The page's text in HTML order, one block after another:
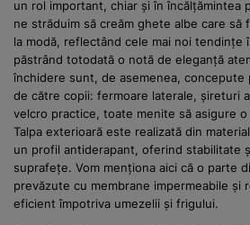
un rol important, chiar și în încălțămintea
ne străduim să creăm ghete albe care să
la modă, reflectând cele mai noi tendințe
păstrând totodată o notă de eleganță
închidere sunt, de asemenea, concepute
de către copii: fermoare laterale, șireturi
velcro practice, toate menite să asigure
Talpa exterioară este realizată din
un profil antiderapant, oferind stabilitate
suprafețe. Vom menționa aici că o parte
prevăzute cu membrane impermeabile și
eficient împotriva umezelii și frigului.